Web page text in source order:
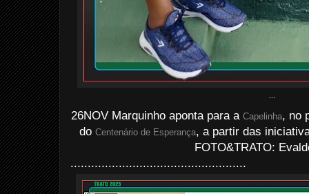
26NOV Marquinho aponta para aCapelinha, no
doCentenário de Esperança, a partir das
FOTO&TRATO:
...................................................